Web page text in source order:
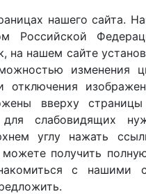
нашего сайта.
Российской
на нашем сайте
изменения
вверху
слабовидящих
углу нажать
получить
с нашими